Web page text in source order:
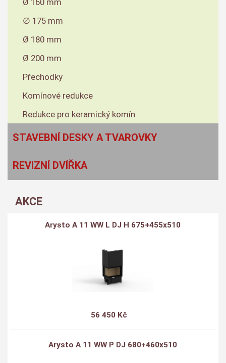
Ø 160 mm
∅ 175 mm
Ø 180 mm
Ø 200 mm
Přechodky
Komínové redukce
Redukce pro keramický komín
STAVEBNÍ DESKY A TVAROVKY
REVIZNÍ DVÍŘKA
AKCE
Arysto A 11 WW L DJ H 675+455x510
56 450 Kč
Arysto A 11 WW P DJ 680+460x510